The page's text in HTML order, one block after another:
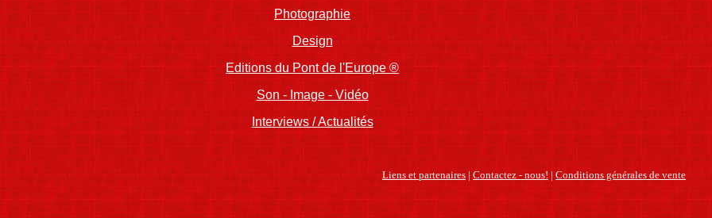
Photographie
Design
Editions du Pont de l'Europe ®
Son - Image - Vidéo
Interviews / Actualités
Liens et partenaires | Contactez - nous! | Conditions générales de vente